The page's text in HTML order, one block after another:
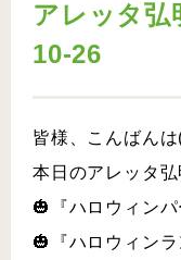
アレッタ弘
10-26
皆様、こんばん
本日のアレッタ
🎃『ハロウィン
🎃『ハロウィン